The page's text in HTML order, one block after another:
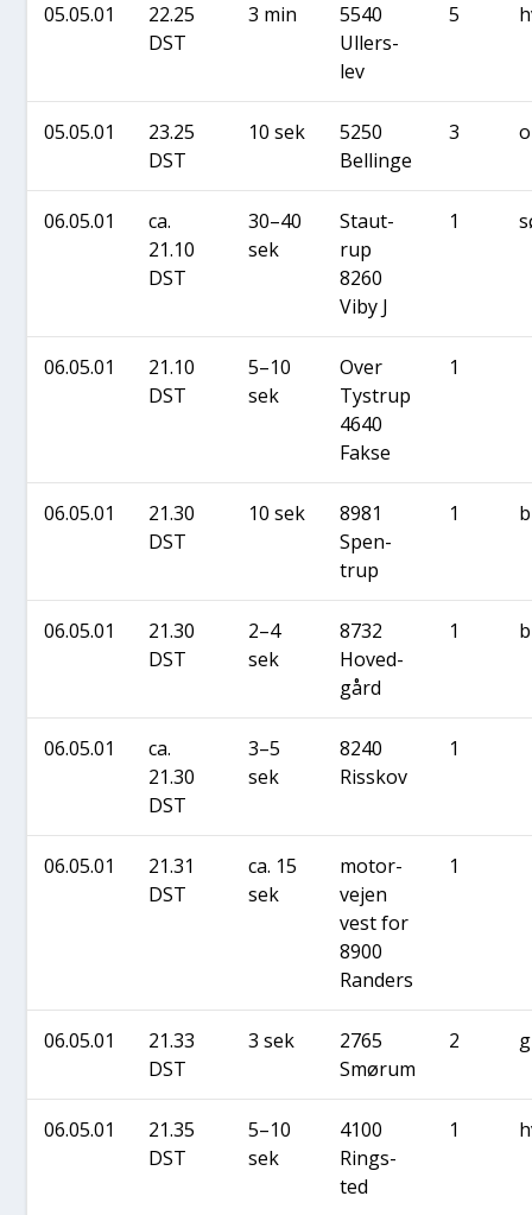
05.05.01
22.25
DST
3 min
5540
Uller­s­
lev
5
05.05.01
23.25
DST
10 sek
5250
Bel­lin­ge
3
06.05.01
ca.
21.10
DST
30–40
sek
Staut­
rup
8260
Viby J
1
06.05.01
21.10
DST
5–10
sek
Over
Tystrup
4640
Fak­se
1
06.05.01
21.30
DST
10 sek
8981
Spen­
trup
1
06.05.01
21.30
DST
2–4
sek
8732
Hoved­
gård
1
06.05.01
ca.
21.30
DST
3–5
sek
8240
Ris­skov
1
06.05.01
21.31
DST
ca. 15
sek
motor­
vej­en
vest for
8900
Ran­ders
1
06.05.01
21.33
DST
3 sek
2765
Smørum
2
06.05.01
21.35
DST
5–10
sek
4100
Ring­s­
ted
1